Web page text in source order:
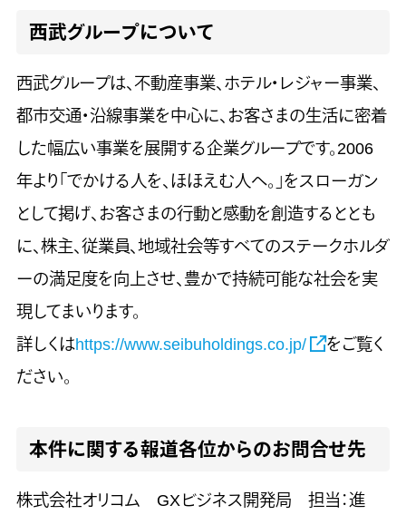
西武グループについて
西武グループは、不動産事業、ホテル・レジャー事業、
都市交通・沿線事業を中心に、お客さまの生活に密着
した幅広い事業を展開する企業グループです。2006
年より「でかける人を、ほほえむ人へ。」をスローガン
として掲げ、お客さまの行動と感動を創造するととも
に、株主、従業員、地域社会等すべてのステークホルダ
ーの満足度を向上させ、豊かで持続可能な社会を実
現してまいります。
詳しくはhttps://www.seibuholdings.co.jp/
をご覧く
ださい。
本件に関する報道各位からのお問合せ先
株式会社オリコム GXビジネス開発局 担当：進